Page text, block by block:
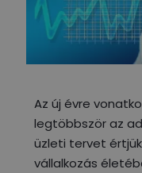
Az új évre
legtöbbször az
üzleti tervet
vállalkozás